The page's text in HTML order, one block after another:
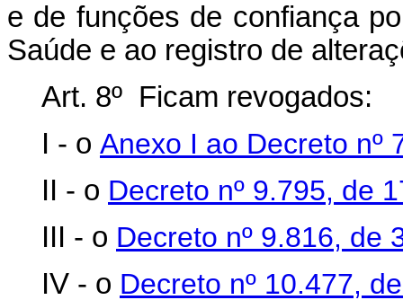
e de funções de confiança
Saúde e ao registro de
Art. 8º Ficam revogados:
I - o Anexo I ao Decreto nº
II - o Decreto nº 9.795, de
III - o Decreto nº 9.816, de
IV - o Decreto nº 10.477,